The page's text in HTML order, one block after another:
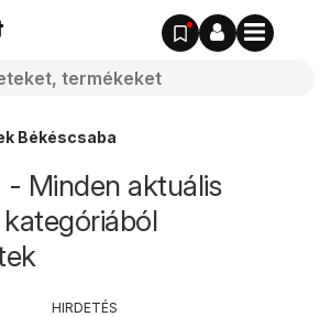
Békéscsaba
- Minden aktuális
HIRDETÉS